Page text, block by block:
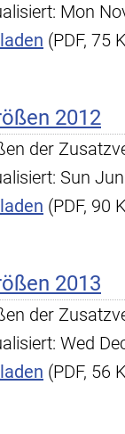
Mon
(PDF, 75
2012
der
Sun
(PDF, 90
2013
der
Wed
(PDF, 56